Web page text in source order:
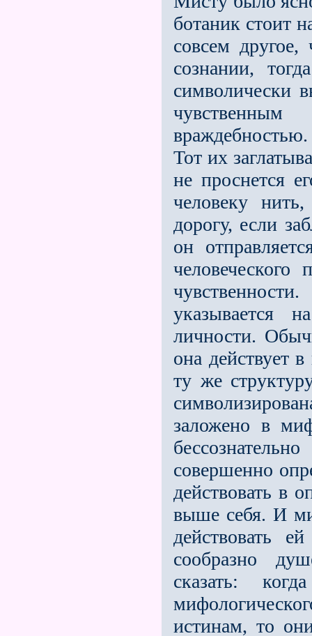
ботаник стоит
совсем
сознании,
символически
Тот их
не проснется
человеку
дорогу, если
он
указывается
личности.
она действует
ту же
заложено в
совершенно
действовать в
выше себя. И
действовать
сообразно
сказать:
истинам, то